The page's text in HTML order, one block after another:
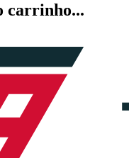
carrinho...